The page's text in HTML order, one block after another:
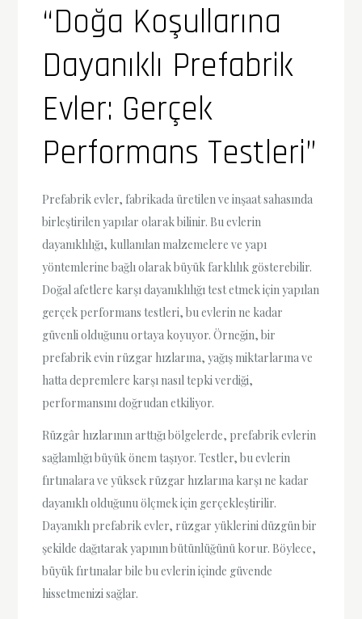
“Doğa Koşullarına
Dayanıklı Prefabrik
Evler: Gerçek
Performans Testleri”
Prefabrik evler, fabrikada üretilen ve inşaat sahasında
birleştirilen yapılar olarak bilinir. Bu evlerin
dayanıklılığı, kullanılan malzemelere ve yapı
yöntemlerine bağlı olarak büyük farklılık gösterebilir.
Doğal afetlere karşı dayanıklılığı test etmek için yapılan
gerçek performans testleri, bu evlerin ne kadar
güvenli olduğunu ortaya koyuyor. Örneğin, bir
prefabrik evin rüzgar hızlarına, yağış miktarlarına ve
hatta depremlere karşı nasıl tepki verdiği,
performansını doğrudan etkiliyor.
Rüzgâr hızlarının arttığı bölgelerde, prefabrik evlerin
sağlamlığı büyük önem taşıyor. Testler, bu evlerin
fırtınalara ve yüksek rüzgar hızlarına karşı ne kadar
dayanıklı olduğunu ölçmek için gerçekleştirilir.
Dayanıklı prefabrik evler, rüzgar yüklerini düzgün bir
şekilde dağıtarak yapının bütünlüğünü korur. Böylece,
büyük fırtınalar bile bu evlerin içinde güvende
hissetmenizi sağlar.